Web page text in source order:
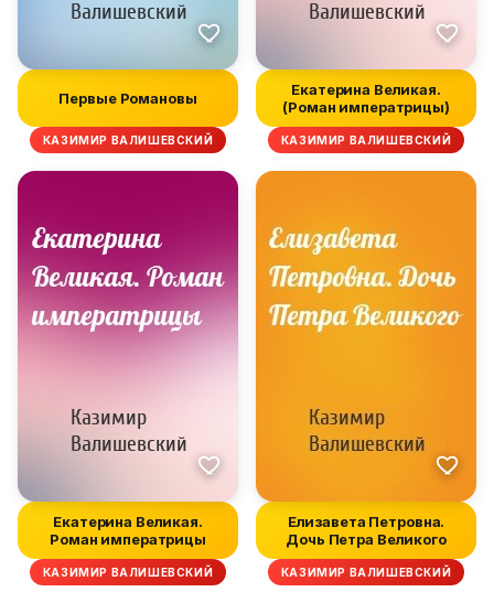
Первые Романовы
КАЗИМИР ВАЛИШЕВСКИЙ
Екатерина Великая.
(Роман императрицы)
КАЗИМИР ВАЛИШЕВСКИЙ
Екатерина Великая.
Роман императрицы
КАЗИМИР ВАЛИШЕВСКИЙ
Елизавета Петровна.
Дочь Петра Великого
КАЗИМИР ВАЛИШЕВСКИЙ